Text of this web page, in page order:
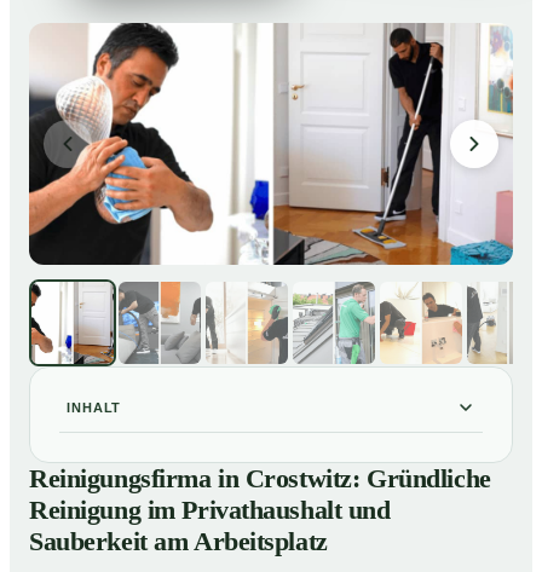
INHALT
01Reinigungsfirma in Crostwitz: Gründliche Reinigung im
Privathaushalt und Sauberkeit am Arbeitsplatz
02 So arbeitet eine Reinigungsfirma in Crostwitz
Reinigungsfirma in Crostwitz: Gründliche
Reinigung im Privathaushalt und
Sauberkeit am Arbeitsplatz